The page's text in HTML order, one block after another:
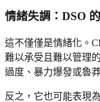
情緒失調：DSO
這不僅僅是情緒化。
難以承受且難以管理
過度、暴力爆發或魯
反之，它也可能表現